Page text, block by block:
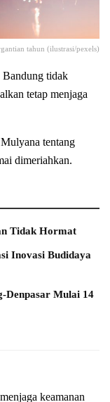
tahun (ilustrasi/pexels)
tidak
tetap menjaga
tentang
dimeriahkan.
Tidak Hormat
Inovasi Budidaya
Denpasar Mulai 14
keamanan